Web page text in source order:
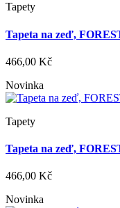
Tapety
Tapeta na zeď,
466,00 Kč
Novinka
Tapety
Tapeta na zeď,
466,00 Kč
Novinka